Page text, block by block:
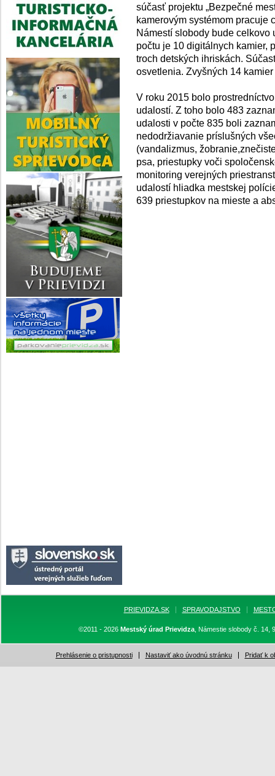
súčasť projektu „Bezpečné
kamerovým systémom pracuje
Námestí slobody bude celkovo
počtu je 10 digitálnych kamier,
troch detských ihriskách.
osvetlenia. Zvyšných 14
V roku 2015 bolo
udalostí. Z toho bolo 483
udalosti v počte 835 boli
nedodržiavanie príslušných
(vandalizmus,
psa, priestupky voči
monitoring verejných
udalostí hliadka mestskej
639 priestupkov na mieste a
PRIEVIDZA.SK SPRAVODAJSTVO
©2011 - 2026 Mestský úrad Prievidza, Námestie slobody č. 14,
Prehlásenie o pristupnosti Nastaviť ako úvodnú stránku Pridať k